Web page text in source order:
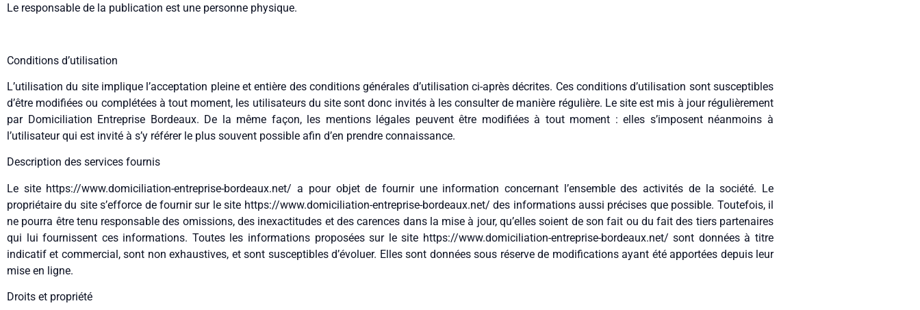
Le responsable de la publication est une personne physique.
Conditions d’utilisation
L’utilisation du site implique l’acceptation pleine et entière des conditions générales d’utilisation ci-après décrites. Ces conditions d’utilisation sont susceptibles
d’être modifiées ou complétées à tout moment, les utilisateurs du site sont donc invités à les consulter de manière régulière. Le site est mis à jour régulièrement
par Domiciliation Entreprise Bordeaux. De la même façon, les mentions légales peuvent être modifiées à tout moment : elles s’imposent néanmoins à
l’utilisateur qui est invité à s’y référer le plus souvent possible afin d’en prendre connaissance.
Description des services fournis
Le site https://www.domiciliation-entreprise-bordeaux.net/ a pour objet de fournir une information concernant l’ensemble des activités de la société. Le
propriétaire du site s’efforce de fournir sur le site https://www.domiciliation-entreprise-bordeaux.net/ des informations aussi précises que possible. Toutefois, il
ne pourra être tenu responsable des omissions, des inexactitudes et des carences dans la mise à jour, qu’elles soient de son fait ou du fait des tiers partenaires
qui lui fournissent ces informations. Toutes les informations proposées sur le site https://www.domiciliation-entreprise-bordeaux.net/ sont données à titre
indicatif et commercial, sont non exhaustives, et sont susceptibles d’évoluer. Elles sont données sous réserve de modifications ayant été apportées depuis leur
mise en ligne.
Droits et propriété